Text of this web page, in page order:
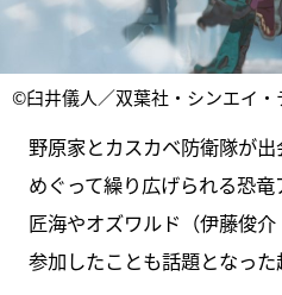
©臼井儀人／双葉社・シンエイ・
野原家とカスカベ防衛隊が
めぐって繰り広げられる恐
匠海やオズワルド（伊藤俊
参加したことも話題となった